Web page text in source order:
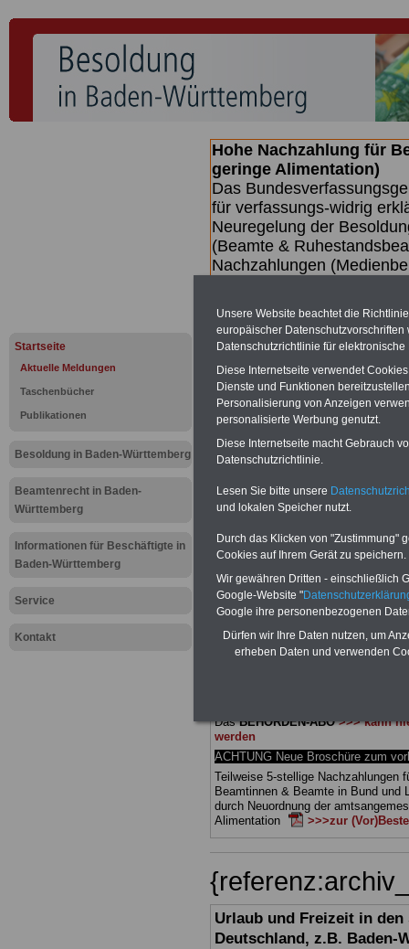
Startseite
Aktuelle Meldungen
Taschenbücher
Publikationen
Besoldung in Baden-Württemberg
Beamtenrecht in Baden-
Württemberg
Informationen für Beschäftigte in
Baden-Württemberg
Service
Kontakt
Hohe Nachzahlung für
geringe Alimentation)
Das
für verfassungs-widrig
Neuregelung der
(Beamte &
Nachzahlungen
dem Beschluss des
wird (wahrscheinlich im
Broschüre
Meldung
BEHÖRDEN-ABOmit 3 Ratgebern
25,00 Euro: Wissenswertes für
und Beamte, Beamten-
(Bund/Länder) sowie Beihilferecht
Ländern. Alle drei Ratgeber sind
gegliedert und erläutern auch
DasBEHÖRDEN-ABO >>> kann
werden
ACHTUNG Neue Broschüre zum
Teilweise 5-stellige Nachzahlungen
Beamtinnen & Beamte in Bund und
durch Neuordnung der
Alimentation
>>>zur
Urlaub und Freizeit in
Deutschland, z.B. Baden-
Unsere Website beachtet die
europäischer
Datenschutzrichtlinie für
Diese Internetseite verwendet
Dienste und Funktionen
Personalisierung von Anzeigen
personalisierte Werbung genutzt.
Diese Internetseite macht Gebrauch
Datenschutzrichtlinie.
Lesen Sie bitte unsere
und lokalen Speicher nutzt.
Durch das Klicken von "Zustimmung"
Cookies auf Ihrem Gerät zu speichern.
Wir gewähren Dritten - einschließlich
Google-Website "
Google ihre personenbezogenen
Dürfen wir Ihre Daten nutzen, um
erheben Daten und verwenden